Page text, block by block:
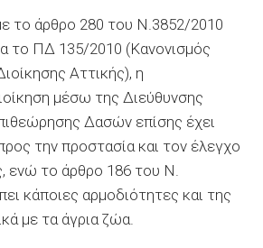
το άρθρο 280 του Ν.3852/2010
το ΠΔ 135/2010 (Κανονισμός
Αττικής), η
μέσω της Διεύθυνσης
Δασών επίσης έχει
την προστασία και τον έλεγχο
ενώ το άρθρο 186 του Ν.
κάποιες αρμοδιότητες και της
με τα άγρια ζώα.